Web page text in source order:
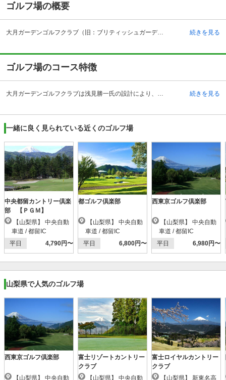
ゴルフ場の概要
大月ガーデンゴルフクラブ（旧：ブリティッシュガーデンクラブ）の予約ならじゃらんゴルフ。カートの有無や利用税、キャンセル料、ナイター設備、駐車場などのコース情報はもちろん、口コミ、フォトギャラリーなどコースの難易度や攻略に役立つ情報充実、予約する度にポイントが貯まるのでお得にゴルフをお楽しみ頂けます。 大月ガーデンゴルフクラブ（旧：ブリティッシュガーデンクラブ）は、平成20年9月に現在の名称に変更されました。都心より100キロメートル、車で約90分。アクセスの良い山梨県都留市朝日馬場に位置しています。 クラブハウスは伝統ある落ち着いた雰囲気の18世紀の英国ジョージアン様式スタイルで、女性を中心に非常に人気があります。コースからは霊峰富士を眺めることができることでも人気を集めています。 25ヤード、6打席の練習場や、50人まで収容可能なコンペルーム、サウナやパウダールームが付いた浴場なども完備しており、何より多彩な顔を持つコース設計は、ビギナーから上級者まで分け隔てなく楽しめるよう配慮してあり、プレーヤーを魅了してやみません。 続きを見る
ゴルフ場のコース特徴
大月ガーデンゴルフクラブは浅見勝一氏の設計により、1995年に開場しました。山岳の地形を活かした適度なアップダウンとなっていますが、平均すると全ホールほぼフラットで距離も全長6,368ヤードと短めになっているので、シニアや女性、ビギナーにも人気があります。 総面積140平方メートルの敷地に全18ホール、パー72、グリーンはベントの1グリーンとなっています。 コースは平均標高700メートルに位置しており、富士山の美しさを堪能できます。 OUTの1番、9番ホールは谷があり、3番、4番ホールは距離が長く、その上フェアウェイの幅も狭く難易度が高くなっており、プレーヤーを悩ませます。INコースは打ち下ろしホールが多いため、無理のない正確なショットを心がけるとよいでしょう。16番のロングホールでは、打ち方次第で2オンも可能なので、腕に自信のある方はここで勝負してみてはいかがでしょうか。 続きを見る
一緒に良く見られている近くのゴルフ場
中央都留カントリー倶楽
部 【ＰＧＭ】
車道 / 都留IC
平日
4,790円〜
都ゴルフ倶楽部
車道 / 都留IC
平日
6,800円〜
西東京ゴルフ倶楽部
車道 / 都留IC
平日
6,980円〜
山梨県で人気のゴルフ場
西東京ゴルフ倶楽部
富士リゾートカントリー
クラブ
富士ロイヤルカントリー
クラブ